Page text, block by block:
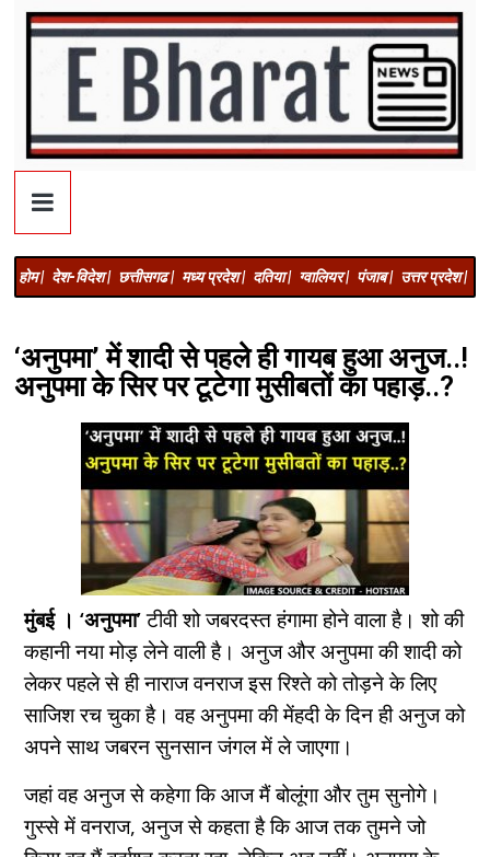
होम | देश-विदेश | छत्तीसगढ | मध्य प्रदेश | दतिया | ग्वालियर | पंजाब | उत्तर प्रदेश |
‘अनुपमा’ में शादी से पहले ही गायब हुआ अनुज..!
अनुपमा के सिर पर टूटेगा मुसीबतों का पहाड़..?
मुंबई । ‘अनुपमा’टीवी शो जबरदस्त हंगामा होने वाला है। शो की
कहानी नया मोड़ लेने वाली है। अनुज और अनुपमा की शादी को
लेकर पहले से ही नाराज वनराज इस रिश्ते को तोड़ने के लिए
साजिश रच चुका है। वह अनुपमा की मेंहदी के दिन ही अनुज को
अपने साथ जबरन सुनसान जंगल में ले जाएगा।
जहां वह अनुज से कहेगा कि आज मैं बोलूंगा और तुम सुनोगे।
गुस्से में वनराज, अनुज से कहता है कि आज तक तुमने जो